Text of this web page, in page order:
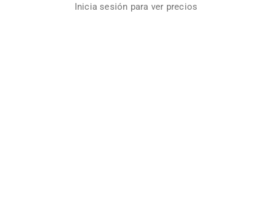
Inicia sesión para ver precios